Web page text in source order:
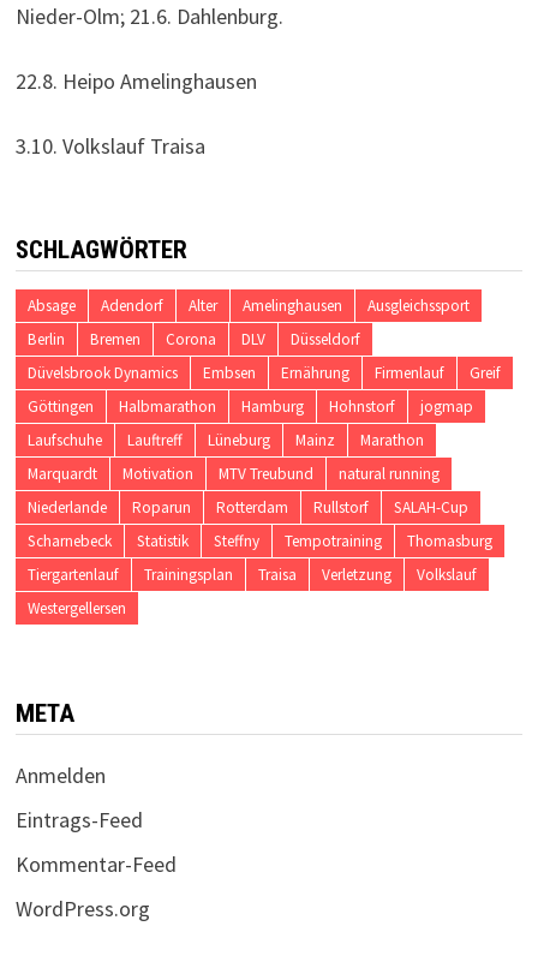
Nieder-Olm; 21.6. Dahlenburg.
22.8. Heipo Amelinghausen
3.10. Volkslauf Traisa
SCHLAGWÖRTER
Absage Adendorf Alter Amelinghausen
Ausgleichssport
Berlin
Bremen Corona DLV
Düsseldorf
Düvelsbrook Dynamics
Embsen Ernährung Firmenlauf
Greif
Göttingen
Halbmarathon Hamburg Hohnstorf
jogmap
Laufschuhe
Lauftreff Lüneburg Mainz
Marathon
Marquardt
Motivation MTV Treubund
natural running
Niederlande
Roparun Rotterdam Rullstorf
SALAH-Cup
Scharnebeck
Statistik Steffny Tempotraining
Thomasburg
Tiergartenlauf
Trainingsplan Traisa Verletzung
Volkslauf
Westergellersen
META
Anmelden
Eintrags-Feed
Kommentar-Feed
WordPress.org